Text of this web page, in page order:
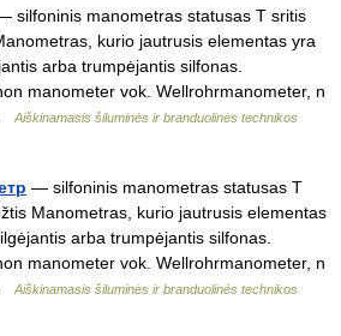
silfoninis manometras statusas T sritis
kurio jautrusis elementas yra
arba trumpėjantis silfonas.
manometer vok. Wellrohrmanometer, n
Aiškinamasis šiluminės ir branduolinės technikos
— silfoninis manometras statusas T
Manometras, kurio jautrusis elementas
arba trumpėjantis silfonas.
manometer vok. Wellrohrmanometer, n
Aiškinamasis šiluminės ir branduolinės technikos